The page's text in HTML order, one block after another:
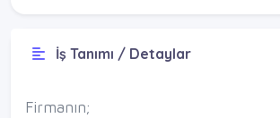
İş Tanımı / Detaylar
Firmanın;